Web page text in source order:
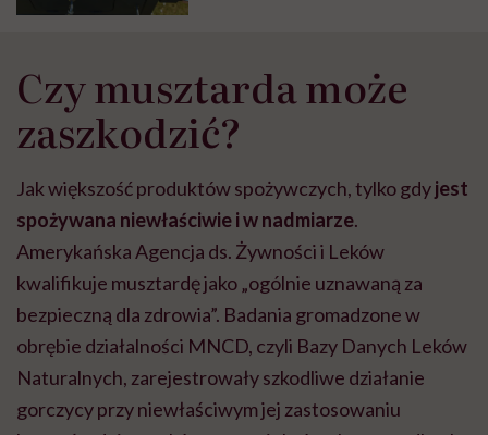
Czy musztarda może
zaszkodzić?
Jak większość produktów spożywczych, tylko gdyjest
spożywana niewłaściwie i w nadmiarze.
Amerykańska Agencja ds. Żywności i Leków
kwalifikuje musztardę jako „ogólnie uznawaną za
bezpieczną dla zdrowia”. Badania gromadzone w
obrębie działalności MNCD, czyli Bazy Danych Leków
Naturalnych, zarejestrowały szkodliwe działanie
gorczycy przy niewłaściwym jej zastosowaniu